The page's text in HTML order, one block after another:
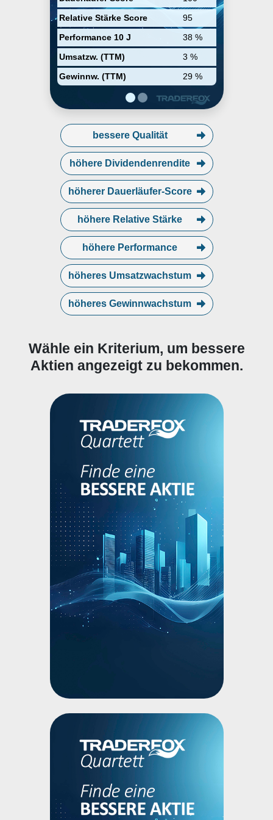
Relative Stärke Score
95
Performance 10 J
38 %
Umsatzw. (TTM)
3 %
Gewinnw. (TTM)
29 %
und die
Rasterelektronenmikroskope zur
Defektinspektion.
bessere Qualität
höhere Dividendenrendite
höherer Dauerläufer-Score
höhere Relative Stärke
höhere Performance
höheres Umsatzwachstum
höheres Gewinnwachstum
Wähle ein Kriterium, um bessere
Aktien angezeigt zu bekommen.